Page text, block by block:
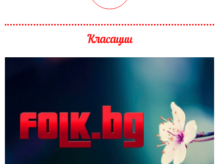
Класации